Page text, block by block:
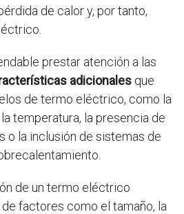
de calor y, por tanto,
prestar atención a las
adicionales que
de termo eléctrico, como la
temperatura, la presencia de
o la inclusión de sistemas de
de un termo eléctrico
factores como el tamaño, la